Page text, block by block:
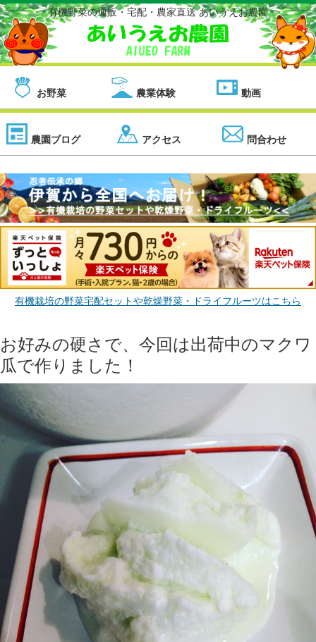
有機野菜の通販・宅配・農家直送 あいうえお農園
お野菜 農業体験 動画
農園ブログ アクセス 問合わせ
有機栽培の野菜宅配セットや乾燥野菜・ドライフルーツはこちら
お好みの硬さで、今回は出荷中のマクワ
瓜で作りました！